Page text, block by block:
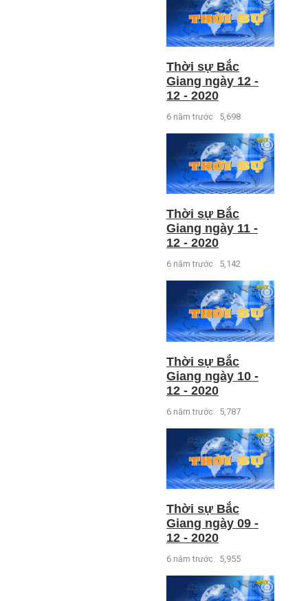
Thời sự Bắc
Giang ngày 12 -
12 - 2020
6 năm trước 5,698
Thời sự Bắc
Giang ngày 11 -
12 - 2020
6 năm trước 5,142
Thời sự Bắc
Giang ngày 10 -
12 - 2020
6 năm trước 5,787
Thời sự Bắc
Giang ngày 09 -
12 - 2020
6 năm trước 5,955